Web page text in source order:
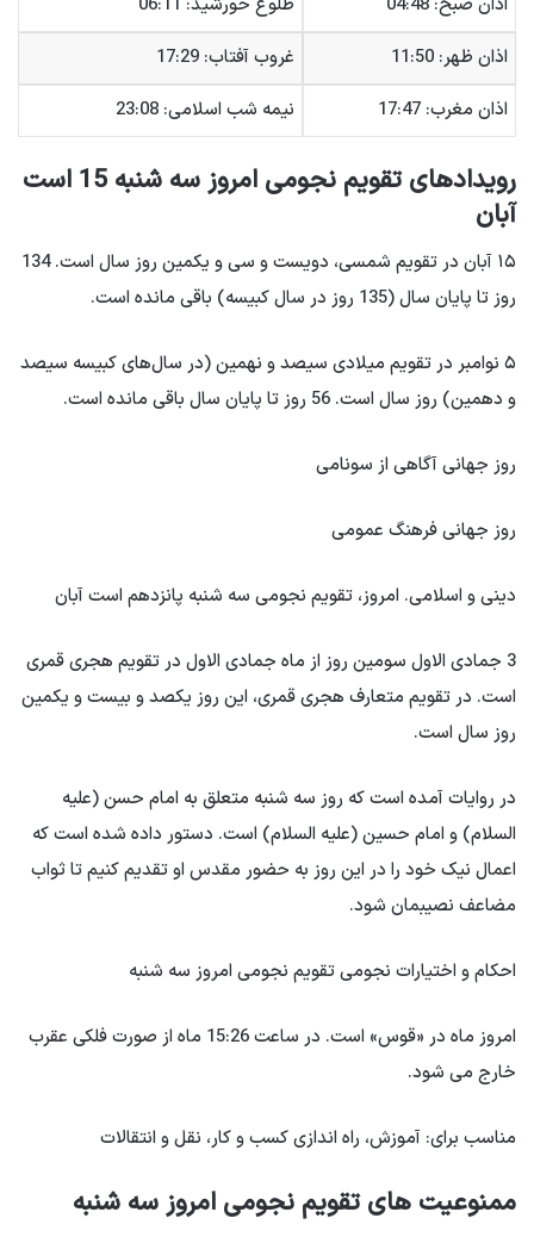
اذان صبح: 04:48
طلوع خورشید: 06:11
اذان ظهر: 11:50
غروب آفتاب: 17:29
اذان مغرب: 17:47
نیمه شب اسلامی: 23:08
رویدادهای تقویم نجومی امروز سه شنبه 15 است
آبان
۱۵ آبان در تقویم شمسی، دویست و سی و یکمین روز سال است. 134
روز تا پایان سال (135 روز در سال کبیسه) باقی مانده است.
۵ نوامبر در تقویم میلادی سیصد و نهمین (در سال‌های کبیسه سیصد
و دهمین) روز سال است. 56 روز تا پایان سال باقی مانده است.
روز جهانی آگاهی از سونامی
روز جهانی فرهنگ عمومی
دینی و اسلامی. امروز، تقویم نجومی سه شنبه پانزدهم است آبان
3 جمادی الاول سومین روز از ماه جمادی الاول در تقویم هجری قمری
است. در تقویم متعارف هجری قمری، این روز یکصد و بیست و یکمین
روز سال است.
در روایات آمده است که روز سه شنبه متعلق به امام حسن (علیه
السلام) و امام حسین (علیه السلام) است. دستور داده شده است که
اعمال نیک خود را در این روز به حضور مقدس او تقدیم کنیم تا ثواب
مضاعف نصیبمان شود.
احکام و اختیارات نجومی تقویم نجومی امروز سه شنبه
امروز ماه در «قوس» است. در ساعت 15:26 ماه از صورت فلکی عقرب
خارج می شود.
مناسب برای: آموزش، راه اندازی کسب و کار، نقل و انتقالات
ممنوعیت های تقویم نجومی امروز سه شنبه